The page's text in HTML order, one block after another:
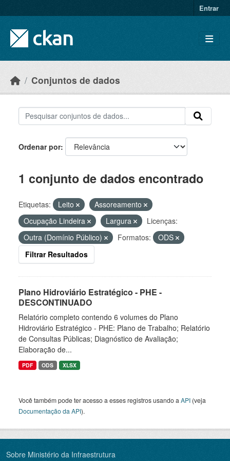
Entrar
Conjuntos de dados
Ordenar por
1 conjunto de dados encontrado
Etiquetas: Leito
Assoreamento
Ocupação Lindeira
Largura
Licenças:
Outra (Domínio Público)
Formatos:
ODS
Filtrar Resultados
Plano Hidroviário Estratégico - PHE -
DESCONTINUADO
Relatório completo contendo 6 volumes do Plano
Hidroviário Estratégico - PHE: Plano de Trabalho; Relatório
de Consultas Públicas; Diagnóstico de Avaliação;
Elaboração de...
PDF ODS XLSX
Você também pode ter acesso a esses registros usando a API (veja
Documentação da API).
Sobre Ministério da Infraestrutura